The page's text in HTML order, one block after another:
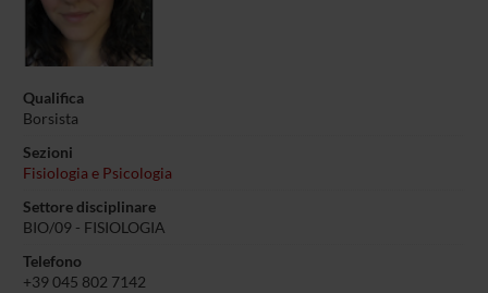
Qualifica
Borsista
Sezioni
Fisiologia e Psicologia
Settore disciplinare
BIO/09 - FISIOLOGIA
Telefono
+39 045 802 7142